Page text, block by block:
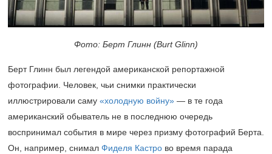
Фото: Берт Глинн (Burt Glinn)
Берт Глинн был легендой американской репортажной
фотографии. Человек, чьи снимки практически
иллюстрировали саму «холодную войну» — в те года
американский обыватель не в последнюю очередь
воспринимал события в мире через призму фотографий Берта.
Он, например, снимал Фиделя Кастро во время парада